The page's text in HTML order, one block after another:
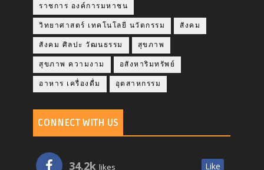
ราชการ องค์การมหาชน
วิทยาศาสตร์ เทคโนโลยี นวัตกรรม สังคม
สังคม ศิลปะ วัฒนธรรม สุขภาพ
สุขภาพ ความงาม อสังหาริมทรัพย์
อาหาร เครื่องดื่ม อุตสาหกรรม
CONNECT WITH US
34.2k likes Like